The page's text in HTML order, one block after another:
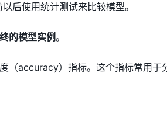
后使用统计测试来比较模型。
的模型实例。
（accuracy）指标。这个指标常用于